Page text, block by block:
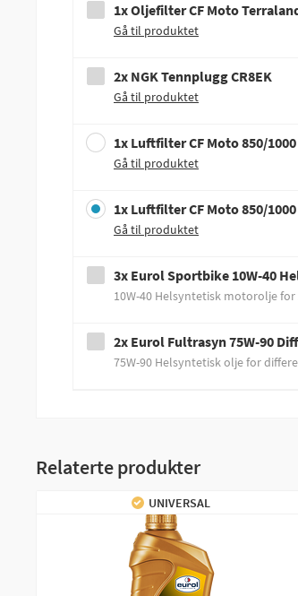
1x Oljefilter CF Moto
Gå til produktet
2x NGK Tennplugg CR8EK
Gå til produktet
1x Luftfilter CF Moto 850/1000
Gå til produktet
1x Luftfilter CF Moto 850/1000
Gå til produktet
3x Eurol Sportbike 10W-40
10W-40 Helsyntetisk motorolje for
2x Eurol Fultrasyn 75W-90
75W-90 Helsyntetisk olje for
Relaterte produkter
UNIVERSAL